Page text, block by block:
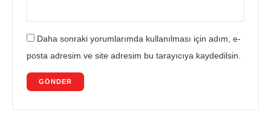
Daha sonraki yorumlarımda kullanılması için adım, e-
posta adresim ve site adresim bu tarayıcıya kaydedilsin.